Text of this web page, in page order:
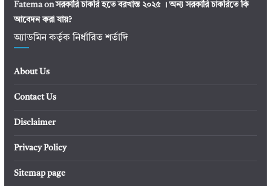
Fatemaonসরকারি চাকরি হতে বরখাস্ত ২০২৫ । অন্য সরকারি চাকরিতে কি
আবেদন করা যায়?
অ্যাডমিন কর্তৃক নির্ধারিত শর্তাদি
About Us
Contact Us
Disclaimer
Privacy Policy
Sitemap page